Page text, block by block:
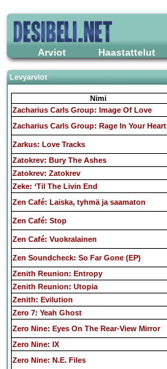
Arviot Haastattelut
Levyarviot
Nimi
Zacharius Carls Group: Image Of Love
Zacharius Carls Group: Rage In Your Heart
Zarkus: Love Tracks
Zatokrev: Bury The Ashes
Zatokrev: Zatokrev
Zeke: ‘Til The Livin End
Zen Café: Laiska, tyhmä ja saamaton
Zen Café: Stop
Zen Café: Vuokralainen
Zen Soundcheck: So Far Gone (EP)
Zenith Reunion: Entropy
Zenith Reunion: Utopia
Zenith: Evilution
Zero 7: Yeah Ghost
Zero Nine: Eyes On The Rear-View Mirror
Zero Nine: IX
Zero Nine: N.E. Files